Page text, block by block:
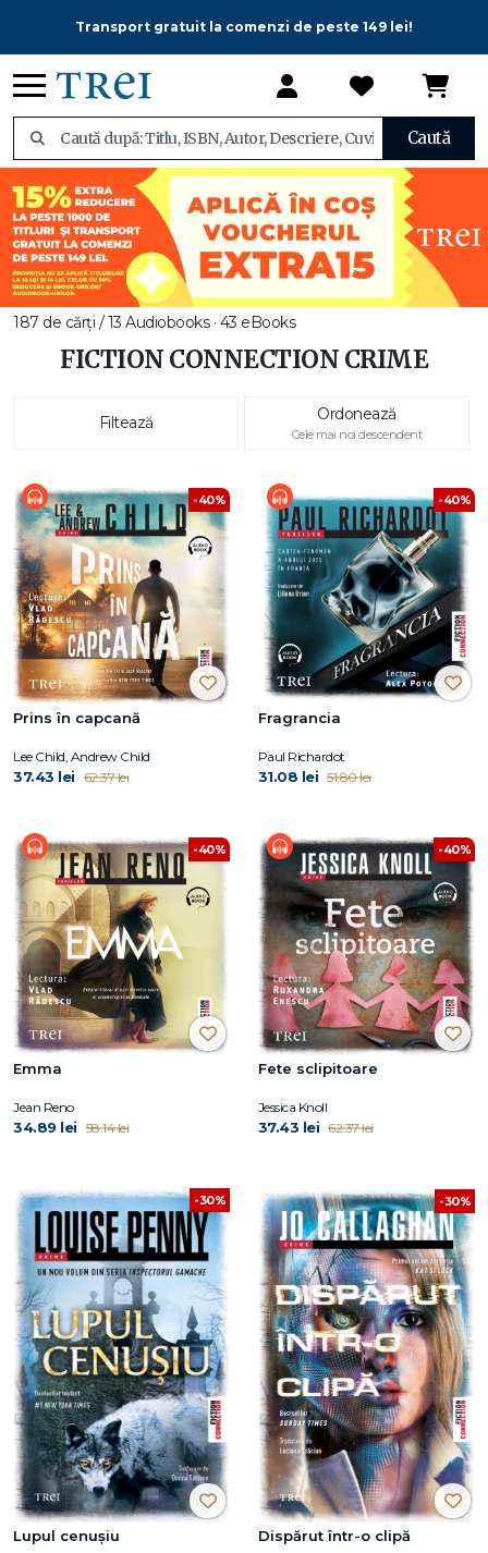
Transport gratuit la comenzi de peste 149 lei!
Caută
187 de cărți / 13 Audiobooks · 43 eBooks
FICTION CONNECTION CRIME
Filtează Ordonează
Cele mai noi descendent
-40%
Prins în capcană
Lee Child, Andrew Child
37.43 lei 62.37 lei
-40%
Fragrancia
Paul Richardot
31.08 lei 51.80 lei
-40%
Emma
Jean Reno
34.89 lei 58.14 lei
-40%
Fete sclipitoare
Jessica Knoll
37.43 lei 62.37 lei
-30%
Lupul cenușiu
-30%
Dispărut într-o clipă